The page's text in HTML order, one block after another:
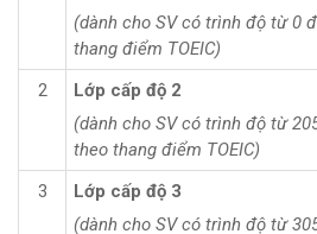
(dành cho SV có trình độ từ 0
thang điểm TOEIC)
2
Lớp cấp độ 2
(dành cho SV có trình độ từ
theo thang điểm TOEIC)
3
Lớp cấp độ 3
(dành cho SV có trình độ từ